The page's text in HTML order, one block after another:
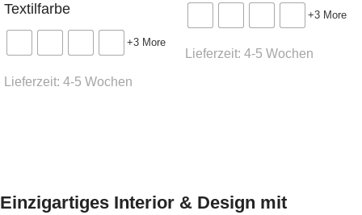
Mindestbestellmenge:
4 Stk
Stoffbedarf:(für Weißpolsterung / beigestellten
ca. 6 -7 Wochen
Textilfarbe
+3 More
Lieferzeit: 4-5 Wochen
+3 More
Lieferzeit: 4-5 Wochen
Einzigartiges Interior & Design mit